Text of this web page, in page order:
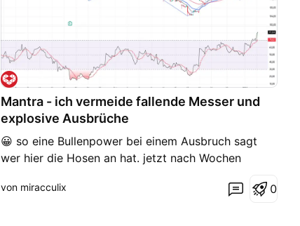
Mantra - ich vermeide fallende Messer und
explosive Ausbrüche
😀 so eine Bullenpower bei einem Ausbruch sagt
wer hier die Hosen an hat. jetzt nach Wochen
keinen Pullback an eine der beiden Blauen
von miracculix 0